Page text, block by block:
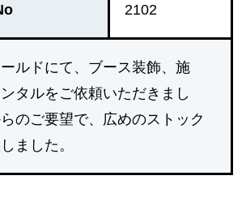
2102
ルドにて、ブース装飾、施
タルをご依頼いただきまし
のご要望で、広めのストック
ました。